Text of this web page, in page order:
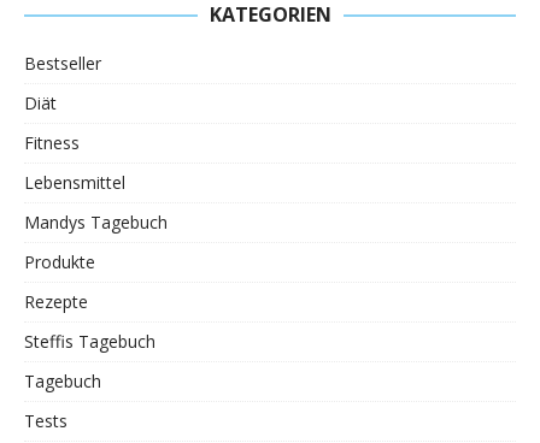
KATEGORIEN
Bestseller
Diät
Fitness
Lebensmittel
Mandys Tagebuch
Produkte
Rezepte
Steffis Tagebuch
Tagebuch
Tests